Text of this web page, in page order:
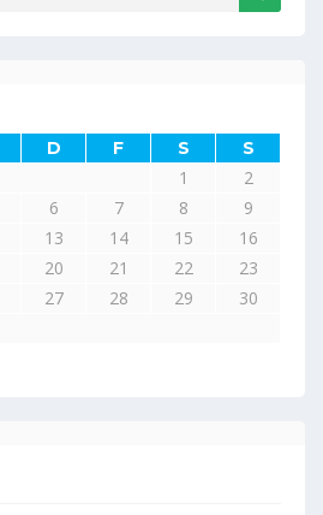
D F S S
1
2
6 7 8
9
13 14 15
16
20 21 22
23
27 28 29
30